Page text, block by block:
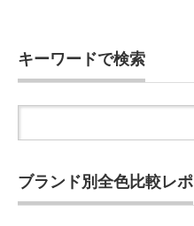
キーワードで検索
ブランド別全色比較レポ